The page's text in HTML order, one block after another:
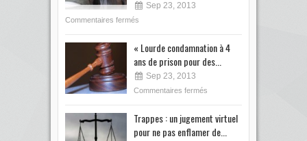
Sep 23, 2013
Commentaires fermés
« Lourde condamnation à 4
ans de prison pour des...
Sep 23, 2013
Commentaires fermés
Trappes : un jugement virtuel
pour ne pas enflamer de...